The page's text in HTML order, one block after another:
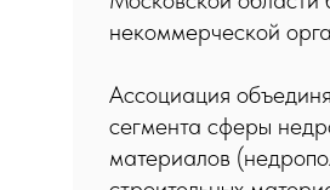
некоммерческой
Ассоциация
сегмента сферы
материалов